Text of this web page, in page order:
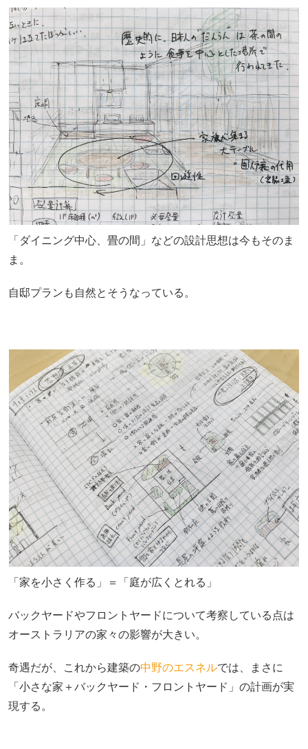
「ダイニング中心、畳の間」などの設計思想は今もそのま
ま。
自邸プランも自然とそうなっている。
「家を小さく作る」＝「庭が広くとれる」
バックヤードやフロントヤードについて考察している点は
オーストラリアの家々の影響が大きい。
奇遇だが、これから建築の中野のエスネルでは、まさに
「小さな家＋バックヤード・フロントヤード」の計画が実
現する。